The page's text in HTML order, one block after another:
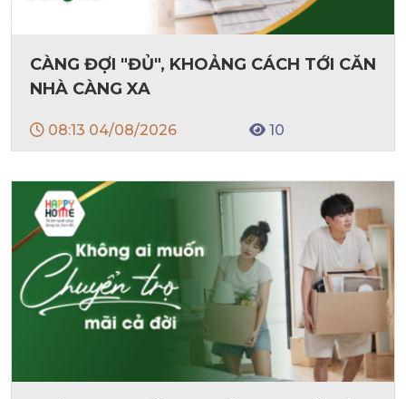
CÀNG ĐỢI "ĐỦ", KHOẢNG CÁCH TỚI CĂN
NHÀ CÀNG XA
08:13 04/08/2026 10